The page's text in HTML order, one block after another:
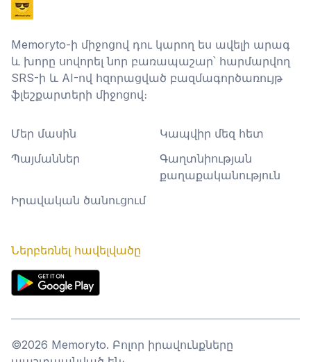
Memoryto-ի միջոցով դու կարող ես ավելի արագ
և խորը սովորել նոր բառապաշար՝ հարմարվող
SRS-ի և AI-ով հզորացված բազմագործառույթ
ֆլեշքարտերի միջոցով։
Մեր մասին
Կապվիր մեզ հետ
Պայմաններ
Գաղտնիության
քաղաքականություն
Իրավական ծանուցում
Ներբեռնել հավելվածը
©2026 Memoryto. Բոլոր իրավունքները